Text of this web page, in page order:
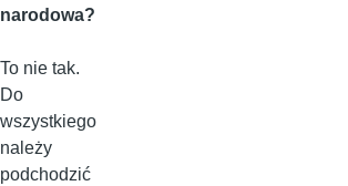
narodowa?
To nie tak.
Do
wszystkiego
należy
podchodzić